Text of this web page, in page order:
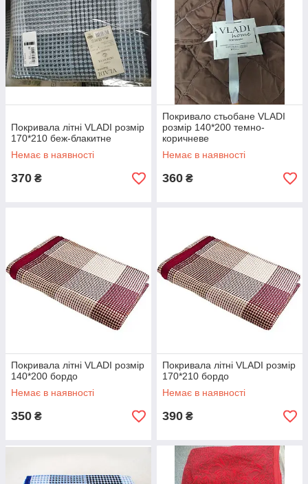
Покривала літні VLADI розмір
170*210 беж-блакитне
Немає в наявності
370 ₴
Покривало стьобане VLADI
розмір 140*200 темно-
коричневе
Немає в наявності
360 ₴
Покривала літні VLADI розмір
140*200 бордо
Немає в наявності
350 ₴
Покривала літні VLADI розмір
170*210 бордо
Немає в наявності
390 ₴